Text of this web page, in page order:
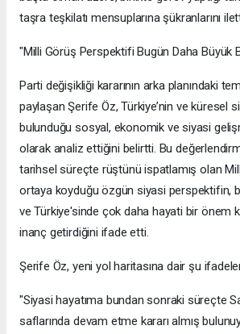
taşra teşkilatı mensuplarına şükranlarını
"Milli Görüş Perspektifi Bugün Daha Büyük
Parti değişikliği kararının arka planındaki
paylaşan Şerife Öz, Türkiye’nin ve küresel
bulunduğu sosyal, ekonomik ve siyasi
olarak analiz ettiğini belirtti. Bu
tarihsel süreçte rüştünü ispatlamış olan
ortaya koyduğu özgün siyasi perspektifin,
ve Türkiye'sinde çok daha hayati bir önem
inanç getirdiğini ifade etti.
Şerife Öz, yeni yol haritasına dair şu
"Siyasi hayatıma bundan sonraki süreçte
saflarında devam etme kararı almış